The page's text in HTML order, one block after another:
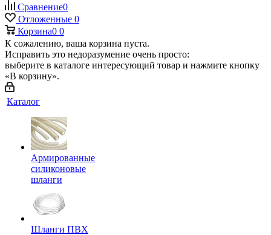
Сравнение0
Отложенные 0
Корзина0 0
К сожалению, ваша корзина пуста.
Исправить это недоразумение очень просто:
выберите в каталоге интересующий товар и нажмите кнопку
«В корзину».
Каталог
Армированные
силиконовые
шланги
Шланги ПВХ